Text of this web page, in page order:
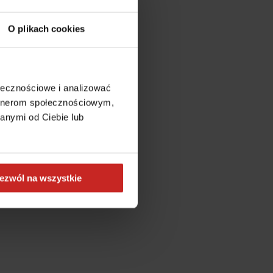
O plikach cookies
i analizować
społecznościowym,
od Ciebie lub
na wszystkie
information).